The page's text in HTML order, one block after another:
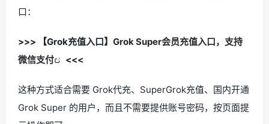
口：
>>> 【Grok充值入口】 Grok Super会员充值入口，支持
微信支付
<<<
这种方式适合需要 Grok代充、SuperGrok充值、国内开通
Grok Super 的用户，而且不需要提供账号密码，按页面提